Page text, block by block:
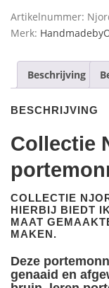
Artikelnummer:
Merk:
Beschrijving
BESCHRIJVING
Collectie
COLLECTIE
HIERBIJ BIEDT
MAAT
MAKEN.
Deze
genaaid en